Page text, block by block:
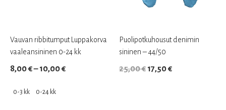
Vauvan ribbitumput Luppakorva
vaaleansininen 0-24 kk
8,00€– 10,00€Hintaluokka:
0-3 kk 0-24 kk
Puolipotkuhousut denimin
sininen – 44/50
25,00€ Alkuperäinen
17,50€Nykyinen